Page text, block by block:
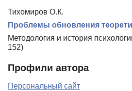
Тихомиров О.К.
Проблемы обновления
Методология и история
152)
Профили автора
Персональный сайт